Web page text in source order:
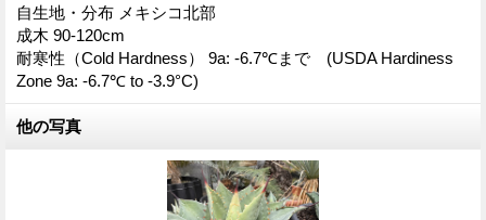
自生地・分布 メキシコ北部
成木 90-120cm
耐寒性（Cold Hardness） 9a: -6.7℃まで (USDA Hardiness
Zone 9a: -6.7℃ to -3.9°C)
他の写真